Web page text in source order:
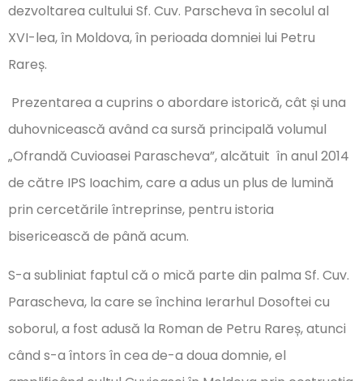
dezvoltarea cultului Sf. Cuv. Parscheva în secolul al
XVI-lea, în Moldova, în perioada domniei lui Petru
Rareș.
Prezentarea a cuprins o abordare istorică, cât și una
duhovnicească având ca sursă principală volumul
„Ofrandă Cuvioasei Parascheva”, alcătuit în anul 2014
de către IPS Ioachim, care a adus un plus de lumină
prin cercetările întreprinse, pentru istoria
bisericească de până acum.
S-a subliniat faptul că o mică parte din palma Sf. Cuv.
Parascheva, la care se închina Ierarhul Dosoftei cu
soborul, a fost adusă la Roman de Petru Rareș, atunci
când s-a întors în cea de-a doua domnie, el